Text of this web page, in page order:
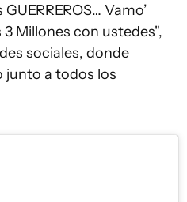
Vamo’
Millones con ustedes",
sociales, donde
a todos los